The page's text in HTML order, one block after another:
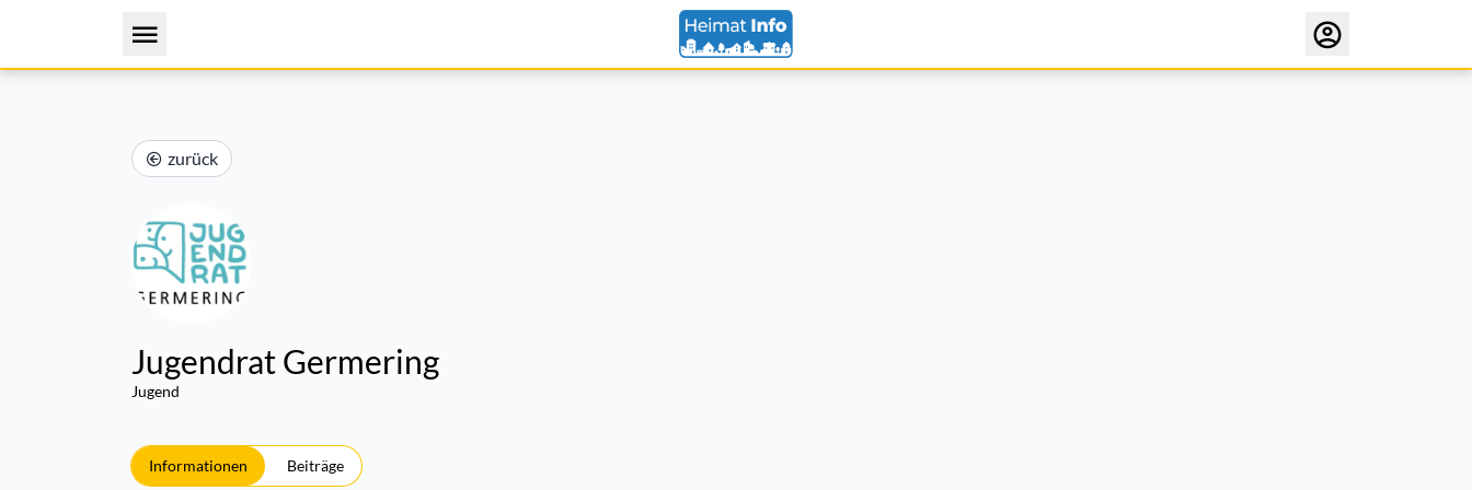
zurück
Jugendrat Germering
Jugend
Informationen Beiträge